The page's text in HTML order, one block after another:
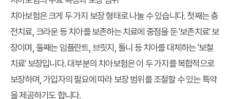
치아보험은 크게 두 가지 보장 형태로 나눌 수 있습니다. 첫째는 충
전치료, 크라운 등 치아를 보존하는 치료에 중점을 둔 '보존치료' 보
장이며, 둘째는 임플란트, 브릿지, 틀니 등 치아를 대체하는 '보철
치료' 보장입니다. 대부분의 치아보험은 이 두 가지를 복합적으로
보장하며, 가입자의 필요에 따라 보장 범위를 조절할 수 있는 특약
을 제공하기도 합니다.